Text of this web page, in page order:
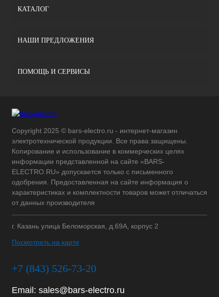
КАТАЛОГ
НАШИ ПРЕДЛОЖЕНИЯ
ПОМОЩЬ И СЕРВИСЫ
Copyright 2025 © bars-electro.ru - интернет-магазин
электротехнической продукции. Все права защищены.
Копирование и использование в коммерческих целях
информации представленной на сайте «BARS-
ELECTRO.RU» допускается только с письменного
одобрения. Предоставленная на сайте информация о
характеристиках и комплектности товаров может отличаться
от данных производителя
г. Казань улица Беломорская, д.69А, корпус 2
Посмотреть на карте
+7 (843) 526-73-20
Email: sales@bars-electro.ru